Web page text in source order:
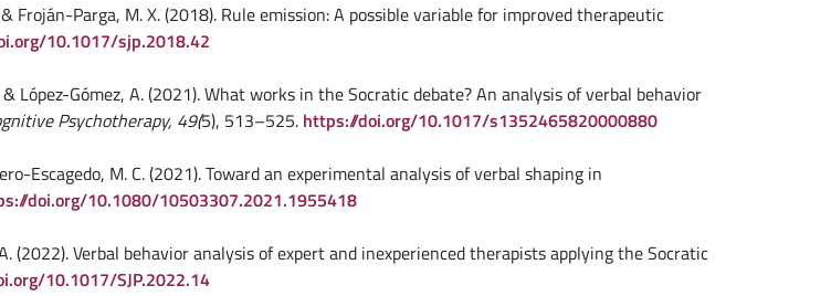
Froján-Parga, M. X. (2018). Rule emission: A possible variable for improved therapeutic
10.1017/sjp.2018.42
López-Gómez, A. (2021). What works in the Socratic debate? An analysis of verbal behavior
Psychotherapy, 49(5), 513–525. https://doi.org/10.1017/s1352465820000880
Escagedo, M. C. (2021). Toward an experimental analysis of verbal shaping in
doi.org/10.1080/10503307.2021.1955418
(2022). Verbal behavior analysis of expert and inexperienced therapists applying the Socratic
10.1017/SJP.2022.14